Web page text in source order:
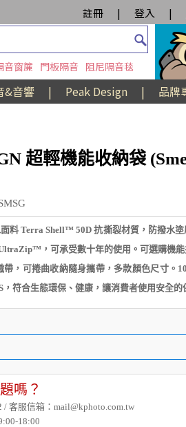
註冊 | 登入 |
音窗簾 門板隔音 阻尼隔音毯
&音響 | Peak Design | 品牌
超輕機能收納袋
料 Terra Shell™ 50D 抗撕裂材質，防撥水
，可承受數十年的使用。可選購機
帶，可捲曲收納隨身攜帶，多款顏色尺寸。
，符合生態環保、健康，讓消費者使用安全的
嗎？
/ 客服信箱：mail@kphoto.com.tw
18:00